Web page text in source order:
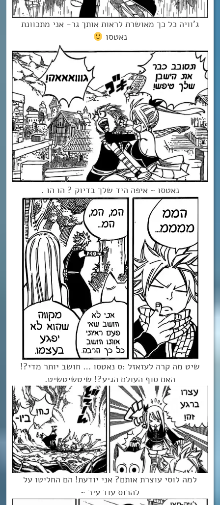
ג’וויה כל כך מאושרת לראות אותך גר- אני מתכוונת
נאטסו
נאטסו ~ איפה היד שלך בדיוק ? הו הו .
שיט מה קרה לעזאזל :ס נאטסו … חושב יותר מדי?!
האם סוף העולם הגיע?! שיטשיטשיט.
למה לוסי עוצרת אותם? אני יודעת! הם החליטו על
להרוס עוד עיר ~